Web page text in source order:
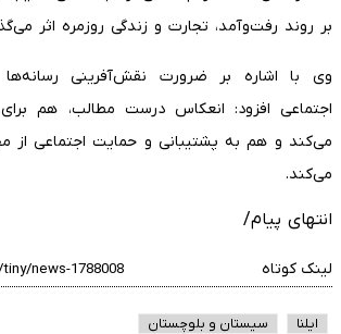
بر روند رفت‌وآمد، تجارت و زندگی روزمره اثر
وی با اشاره بر ضرورت نقش‌آفرینی
اجتماعی افزود: انعکاس درست مطالب، هم برای
می‌کند و هم به پشتیبانی و حمایت اجتماعی از
می‌کند.
انتهای پیام/
لینک کوتاه
ایلنا سیستان و بلوچستان